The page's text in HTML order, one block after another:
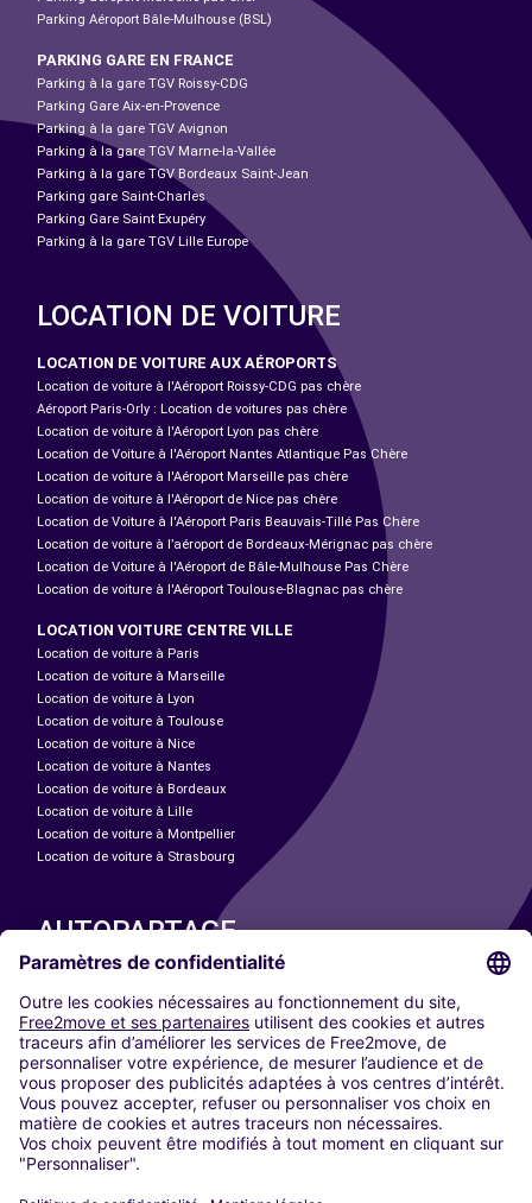
Parking Aéroport Bâle-Mulhouse (BSL)
PARKING GARE EN FRANCE
Parking à la gare TGV Roissy-CDG
Parking Gare Aix-en-Provence
Parking à la gare TGV Avignon
Parking à la gare TGV Marne-la-Vallée
Parking à la gare TGV Bordeaux Saint-Jean
Parking gare Saint-Charles
Parking Gare Saint Exupéry
Parking à la gare TGV Lille Europe
LOCATION DE VOITURE
LOCATION DE VOITURE AUX AÉROPORTS
Location de voiture à l'Aéroport Roissy-CDG pas chère
Aéroport Paris-Orly : Location de voitures pas chère
Location de voiture à l'Aéroport Lyon pas chère
Location de Voiture à l'Aéroport Nantes Atlantique Pas Chère
Location de voiture à l'Aéroport Marseille pas chère
Location de voiture à l'Aéroport de Nice pas chère
Location de Voiture à l'Aéroport Paris Beauvais-Tillé Pas Chère
Location de voiture à l’aéroport de Bordeaux-Mérignac pas chère
Location de Voiture à l'Aéroport de Bâle-Mulhouse Pas Chère
Location de voiture à l'Aéroport Toulouse-Blagnac pas chère
LOCATION VOITURE CENTRE VILLE
Location de voiture à Paris
Location de voiture à Marseille
Location de voiture à Lyon
Location de voiture à Toulouse
Location de voiture à Nice
Location de voiture à Nantes
Location de voiture à Bordeaux
Location de voiture à Lille
Location de voiture à Montpellier
Location de voiture à Strasbourg
AUTOPARTAGE
Paris
Madrid
Washington DC
Milan
Rome
Turin
Vienne
Berlin